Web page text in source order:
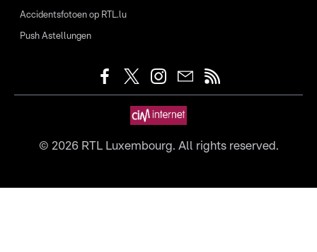
Accidentsfotoen op RTL.lu
Push Astellungen
© 2026RTL Luxembourg. All rights reserved.